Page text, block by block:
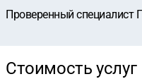
Проверенный специалист
Стоимость услуг